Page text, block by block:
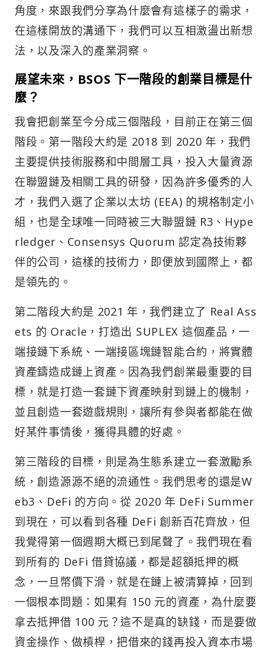
角度，來跟我們分享為什麼會有這樣子的需求，
在這樣開放的溝通下，我們可以互相激盪出新想
法，以及深入的產業洞察。
展望未來，BSOS 下一階段的創業目標是什
麼？
我會把創業至今分成三個階段，目前正在第三個
階段。第一階段大約是 2018 到 2020 年，我們
主要提供技術服務和中間層工具，投入大量資源
在聯盟鏈及相關工具的研發，因為許多優秀的人
才，我們入選了企業以太坊 (EEA) 的規格制定小
組，也是全球唯一同時被三大聯盟鏈 R3、Hype
rledger、Consensys Quorum 認定為技術夥
伴的公司，這樣的技術力，即便放到國際上，都
是領先的。
第二階段大約是 2021 年，我們建立了 Real Ass
ets 的 Oracle，打造出 SUPLEX 這個產品，一
端接鏈下系統、一端接區塊鏈智能合約，將實體
資產鑄造成鏈上資產。因為我們創業最重要的目
標，就是打造一套鏈下資產映射到鏈上的機制，
並且創造一套遊戲規則，讓所有參與者都能在做
好某件事情後，獲得具體的好處。
第三階段的目標，則是為生態系建立一套激勵系
統，創造源源不絕的流通性。我們思考的還是W
eb3、DeFi 的方向。從 2020 年 DeFi Summer
到現在，可以看到各種 DeFi 創新百花齊放，但
我覺得第一個週期大概已到尾聲了。我們現在看
到所有的 DeFi 借貸協議，都是超額抵押的概
念，一旦幣價下滑，就是在鏈上被清算掉，回到
一個根本問題：如果有 150 元的資產，為什麼要
拿去抵押借 100 元？這不是真的缺錢，而是要做
資金操作、做槓桿，把借來的錢再投入資本市場